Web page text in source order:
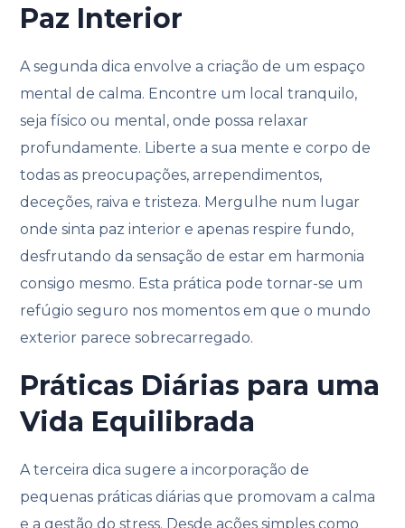
Paz Interior
A segunda dica envolve a criação de um espaço
mental de calma. Encontre um local tranquilo,
seja físico ou mental, onde possa relaxar
profundamente. Liberte a sua mente e corpo de
todas as preocupações, arrependimentos,
deceções, raiva e tristeza. Mergulhe num lugar
onde sinta paz interior e apenas respire fundo,
desfrutando da sensação de estar em harmonia
consigo mesmo. Esta prática pode tornar-se um
refúgio seguro nos momentos em que o mundo
exterior parece sobrecarregado.
Práticas Diárias para uma
Vida Equilibrada
A terceira dica sugere a incorporação de
pequenas práticas diárias que promovam a calma
e a gestão do stress. Desde ações simples como